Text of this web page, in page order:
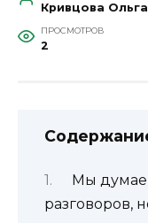
Кривцова Ольга
ПРОСМОТРОВ
2
Мы
разговоров,